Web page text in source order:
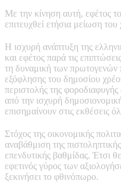
Με την κίνηση αυτή, εφέτος
επιτευχθεί ετήσια μείωση
Η ισχυρή ανάπτυξη της
και εφέτος παρά τις
τη δυναμική των
εξόφλησης του δημοσίου
περιστολής της φοροδιαφυγής
από την ισχυρή
επισημαίνουν στις εκθέσεις
Στόχος της οικονομικής
αναβάθμιση της
επενδυτικής βαθμίδας. Έτσι
εφετινός γύρος των
ξεκινήσει το φθινόπωρο.